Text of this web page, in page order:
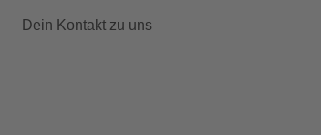
Dein Kontakt zu uns